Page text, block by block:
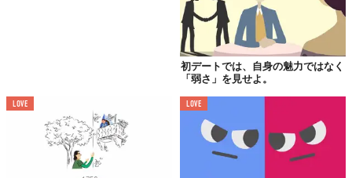
なかなか成就しなくて、もどかしい思いをしてしまうのが片思
い。叶わないのに諦めきれず、長い間引きずってしまうこともし
でもそれは、相手が振り返ってくれないことよりも、むしろ恋に
落ちる側に問題があるパターンが多いです。
初デートでは、自身の魅力ではなく
「弱さ」を見せよ。
LOVE LOVE